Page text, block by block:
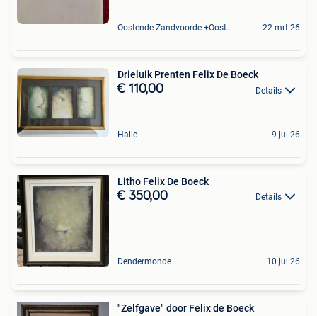
Oostende Zandvoorde +Oostende 22 mrt 26
Drieluik Prenten Felix De Boeck
€ 110,00 Details
Halle 9 jul 26
Litho Felix De Boeck
€ 350,00 Details
Dendermonde 10 jul 26
"Zelfgave" door Felix de Boeck